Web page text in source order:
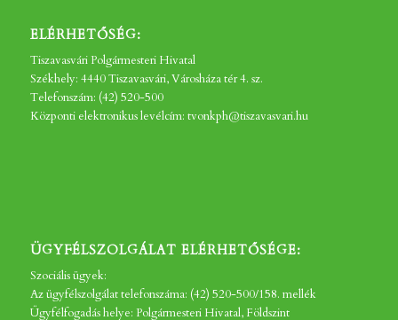
ELÉRHETŐSÉG:
Tiszavasvári Polgármesteri Hivatal
Székhely: 4440 Tiszavasvári, Városháza tér 4. sz.
Telefonszám: (42) 520-500
Központi elektronikus levélcím: tvonkph@tiszavasvari.hu
ÜGYFÉLSZOLGÁLAT ELÉRHETŐSÉGE:
Szociális ügyek:
Az ügyfélszolgálat telefonszáma: (42) 520-500/158. mellék
Ügyfélfogadás helye: Polgármesteri Hivatal, Földszint